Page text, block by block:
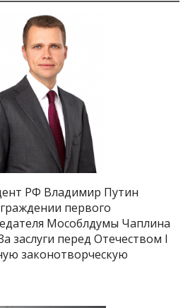
РФ Владимир Путин
первого
Мособлдумы Чаплина
заслуги перед Отечеством I
законотворческую